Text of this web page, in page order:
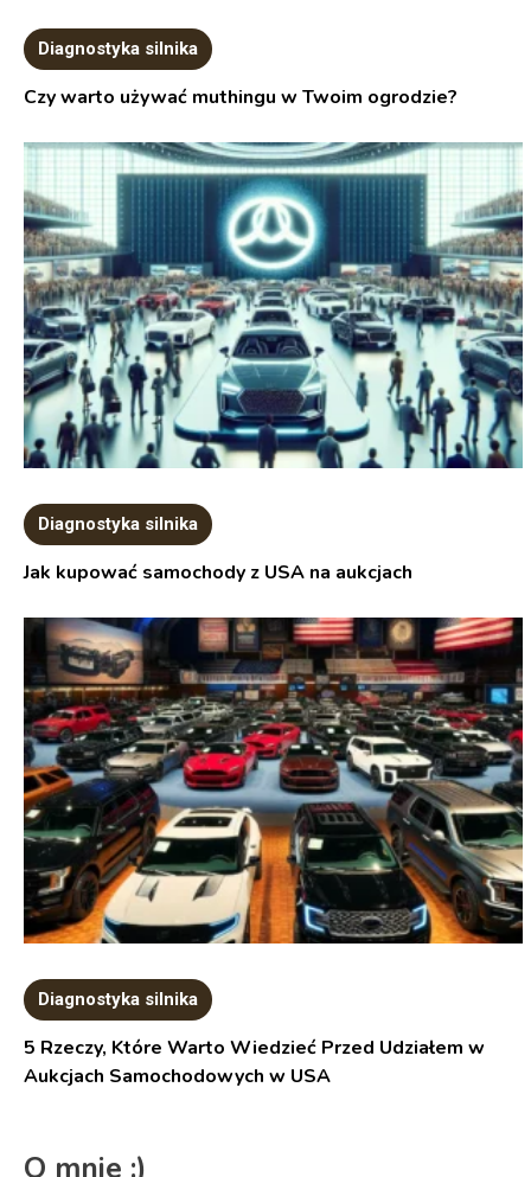
Diagnostyka silnika
Czy warto używać muthingu w Twoim ogrodzie?
Diagnostyka silnika
Jak kupować samochody z USA na aukcjach
Diagnostyka silnika
5 Rzeczy, Które Warto Wiedzieć Przed Udziałem w
Aukcjach Samochodowych w USA
O mnie :)